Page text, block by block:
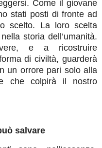
Come il giovane
stati posti di fronte ad
scelto. La loro scelta
storia dell’umanità.
e a ricostruire
di civiltà, guarderà
un orrore pari solo alla
che colpirà il nostro
salvare